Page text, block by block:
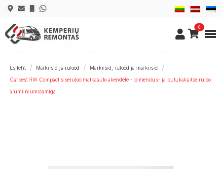
0
Esileht Markiisid ja rulood
Markiisid, rulood ja markiisid
Carbest RW Compact siseruloo matkaauto akendele - pimendus- ja putukakaitse ruloo
alumiiniumraamiga